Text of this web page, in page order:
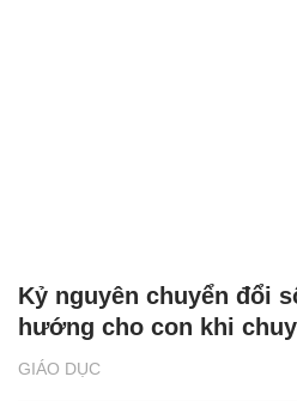
GIÁO DỤC
Kỷ nguyên chuyển đổi
hướng cho con khi